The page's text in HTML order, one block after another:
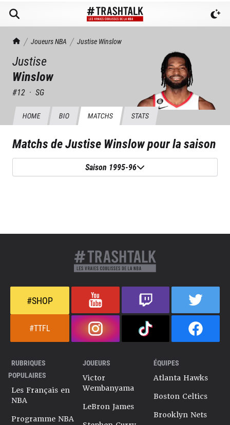
TrashTalk Actu NBA
Joueurs NBA Justise Winslow
Justise
Winslow
#12 · SG
HOME BIO MATCHS STATS
Matchs deJustise Winslowpour la saison
Saison 1995-96
#SHOP
#TTFL
RUBRIQUES
POPULAIRES
Les Français en
NBA
Programme NBA
JOUEURS
Victor
Wembanyama
LeBron James
ÉQUIPES
Atlanta Hawks
Boston Celtics
Brooklyn Nets